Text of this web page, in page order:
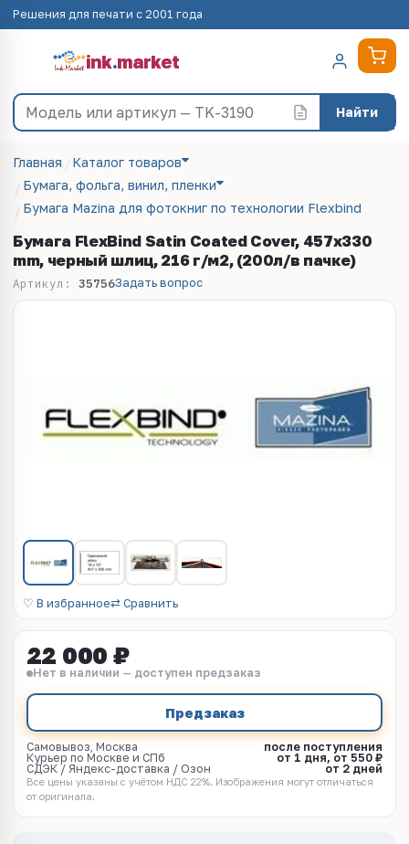
Решения для печати с 2001 года
ink.market
Найти
Главная
Каталог товаров
Бумага, фольга, винил, пленки
Бумага Mazina для фотокниг по технологии Flexbind
Бумага FlexBind Satin Coated Cover, 457x330
mm, черный шлиц, 216 г/м2, (200л/в пачке)
Артикул: 35756Задать вопрос
♡ В избранное⇄ Сравнить
22 000 ₽
Нет в наличии — доступен предзаказ
Предзаказ
Самовывоз, Москва
после поступления
Курьер по Москве и СПб
от 1 дня, от 550 ₽
СДЭК / Яндекс-доставка / Озон
от 2 дней
Все цены указаны с учётом НДС 22%. Изображения могут отличаться
от оригинала.